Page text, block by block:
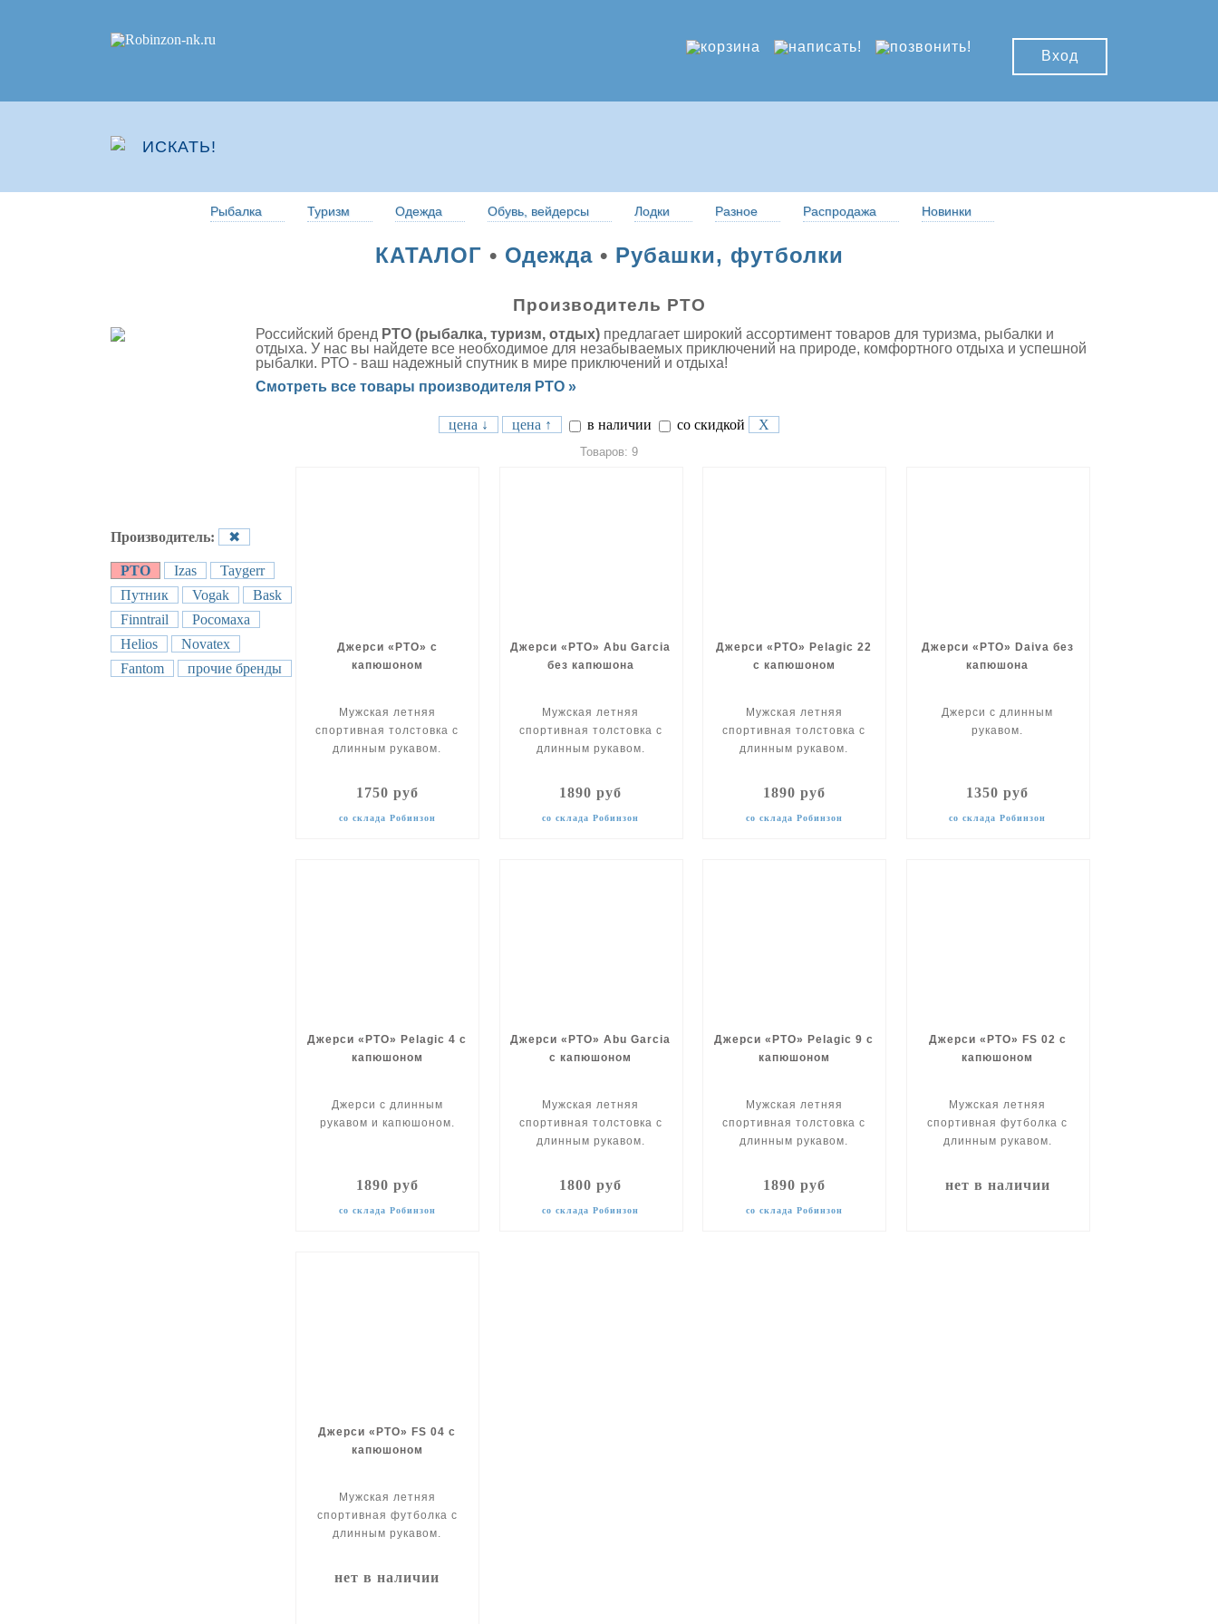
Вход
Рыбалка Туризм Одежда Обувь, вейдерсы Лодки Разное Распродажа Новинки
КАТАЛОГ • Одежда• Рубашки, футболки
Производитель РТО
Российский бренд РТО (рыбалка, туризм, отдых) предлагает широкий ассортимент товаров для туризма, рыбалки и
отдыха. У нас вы найдете все необходимое для незабываемых приключений на природе, комфортного отдыха и успешной
рыбалки. РТО - ваш надежный спутник в мире приключений и отдыха!
Смотреть все товары производителя РТО »
цена ↓ цена ↑ в наличии со скидкой X
Товаров: 9
Производитель: ✖
РТО Izas
Taygerr
Путник
Vogak
Bask
Finntrail
Росомаха
Helios
Novatex
Fantom
прочие бренды
Джерси «РТО» с
капюшоном
Мужская летняя
спортивная толстовка с
длинным рукавом.
1750 руб
со склада Робинзон
Джерси «РТО» Abu Garcia
без капюшона
Мужская летняя
спортивная толстовка с
длинным рукавом.
1890 руб
со склада Робинзон
Джерси «РТО» Pelagic 22
с капюшоном
Мужская летняя
спортивная толстовка с
длинным рукавом.
1890 руб
со склада Робинзон
Джерси «РТО» Daiva без
капюшона
Джерси с длинным
рукавом.
1350 руб
со склада Робинзон
Джерси «РТО» Pelagic 4 с
капюшоном
Джерси с длинным
рукавом и капюшоном.
1890 руб
со склада Робинзон
Джерси «РТО» Abu Garcia
с капюшоном
Мужская летняя
спортивная толстовка с
длинным рукавом.
1800 руб
со склада Робинзон
Джерси «РТО» Pelagic 9 с
капюшоном
Мужская летняя
спортивная толстовка с
длинным рукавом.
1890 руб
со склада Робинзон
Джерси «РТО» FS 02 с
капюшоном
Мужская летняя
спортивная футболка с
длинным рукавом.
нет в наличии
Джерси «РТО» FS 04 с
капюшоном
Мужская летняя
спортивная футболка с
длинным рукавом.
нет в наличии